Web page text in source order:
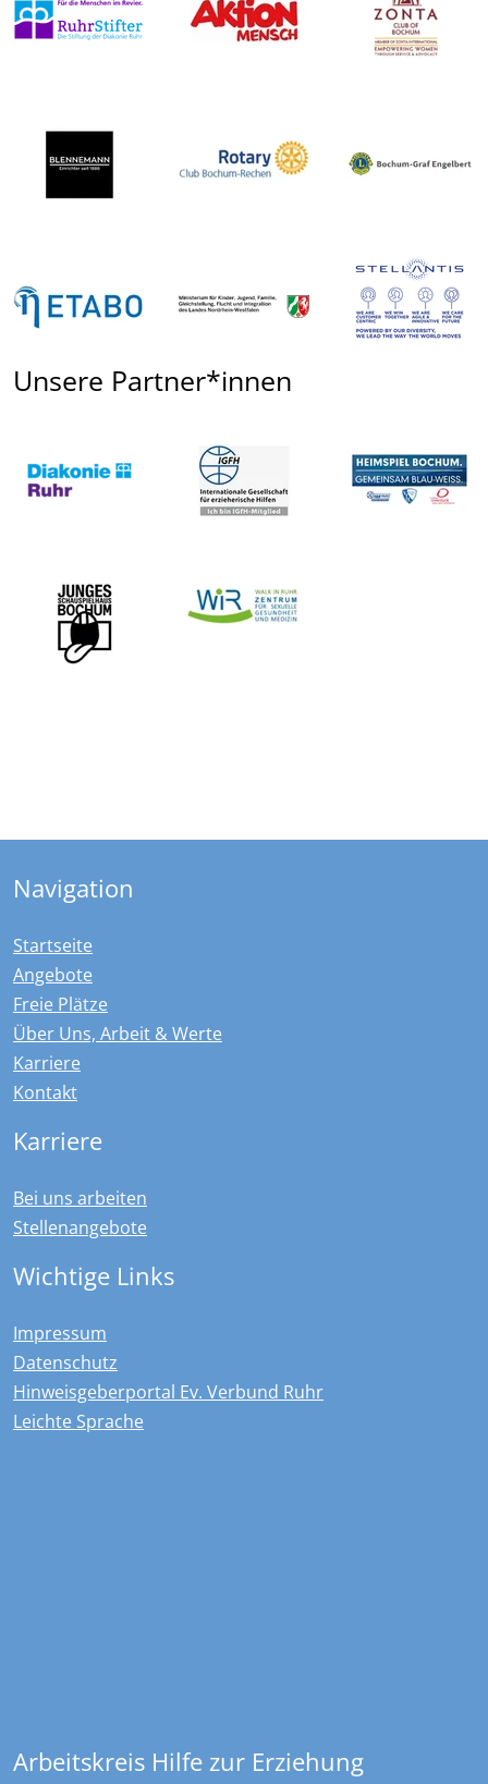
Unsere Partner*innen
Navigation
Startseite
Angebote
Freie Plätze
Über Uns, Arbeit & Werte
Karriere
Kontakt
Karriere
Bei uns arbeiten
Stellenangebote
Wichtige Links
Impressum
Datenschutz
Hinweisgeberportal Ev. Verbund Ruhr
Leichte Sprache
Arbeitskreis Hilfe zur Erziehung